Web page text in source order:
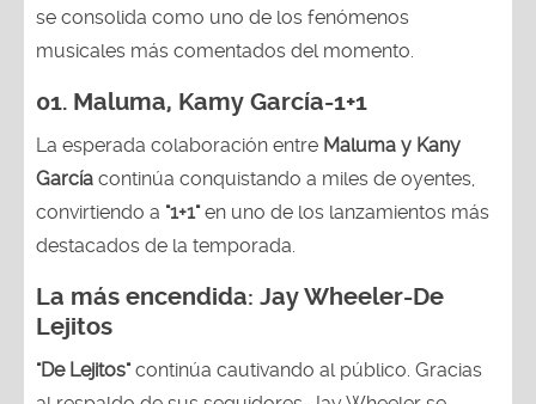
se consolida como uno de los fenómenos
musicales más comentados del momento.
01. Maluma, Kamy García-1+1
La esperada colaboración entre Maluma y Kany
García continúa conquistando a miles de oyentes,
convirtiendo a "1+1"en uno de los lanzamientos más
destacados de la temporada.
La más encendida: Jay Wheeler-De
Lejitos
"De Lejitos"continúa cautivando al público. Gracias